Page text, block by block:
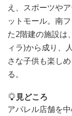
え、スポーツや
ットモール。南
た2階建の施設は
ィラ)から成り、
さな子供も楽し
る。
見どころ
アパレル店舗を